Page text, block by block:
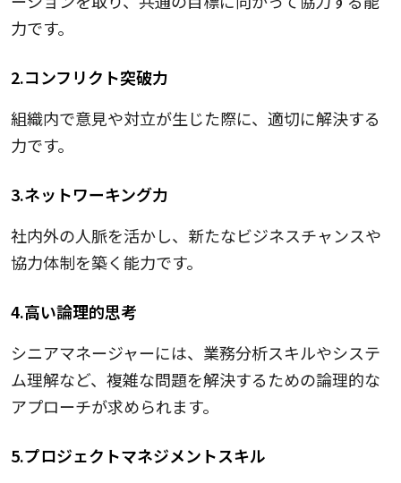
力です。
2.コンフリクト突破力
組織内で意見や対立が生じた際に、適切に解決する
力です。
3.ネットワーキング力
社内外の人脈を活かし、新たなビジネスチャンスや
協力体制を築く能力です。
4.高い論理的思考
シニアマネージャーには、業務分析スキルやシステ
ム理解など、複雑な問題を解決するための論理的な
アプローチが求められます。
5.プロジェクトマネジメントスキル